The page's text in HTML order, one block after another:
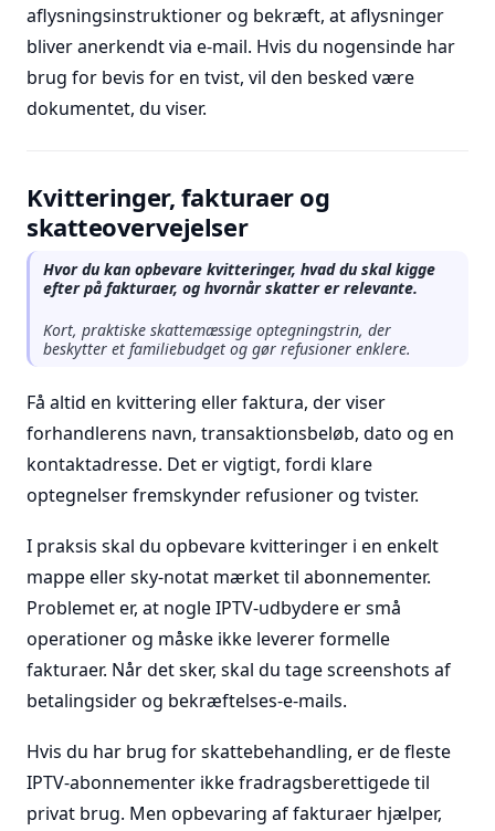
aflysningsinstruktioner og bekræft, at aflysninger
bliver anerkendt via e-mail. Hvis du nogensinde har
brug for bevis for en tvist, vil den besked være
dokumentet, du viser.
Kvitteringer, fakturaer og
skatteovervejelser
Hvor du kan opbevare kvitteringer, hvad du skal kigge
efter på fakturaer, og hvornår skatter er relevante.
Kort, praktiske skattemæssige optegningstrin, der
beskytter et familiebudget og gør refusioner enklere.
Få altid en kvittering eller faktura, der viser
forhandlerens navn, transaktionsbeløb, dato og en
kontaktadresse. Det er vigtigt, fordi klare
optegnelser fremskynder refusioner og tvister.
I praksis skal du opbevare kvitteringer i en enkelt
mappe eller sky-notat mærket til abonnementer.
Problemet er, at nogle IPTV-udbydere er små
operationer og måske ikke leverer formelle
fakturaer. Når det sker, skal du tage screenshots af
betalingsider og bekræftelses-e-mails.
Hvis du har brug for skattebehandling, er de fleste
IPTV-abonnementer ikke fradragsberettigede til
privat brug. Men opbevaring af fakturaer hjælper,